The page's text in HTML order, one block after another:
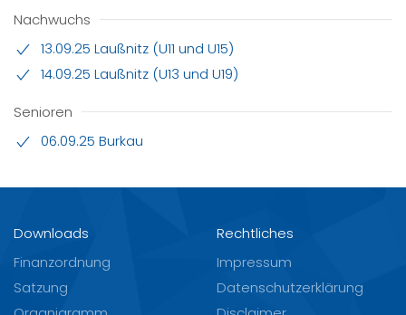
Nachwuchs
13.09.25 Laußnitz (U11 und U15)
14.09.25 Laußnitz (U13 und U19)
Senioren
06.09.25 Burkau
Downloads
Finanzordnung
Satzung
Rechtliches
Impressum
Datenschutzerklärung